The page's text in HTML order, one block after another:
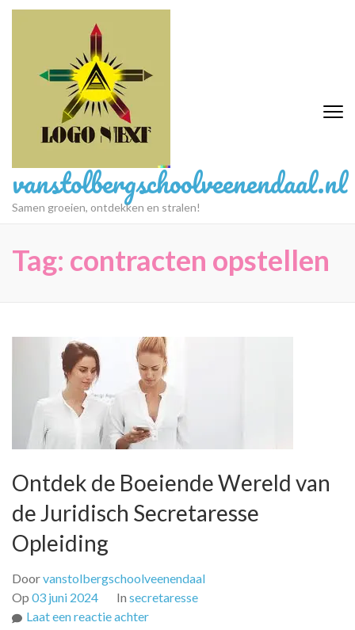
Ga
vanstolbergschoolveenendaal.nl
Samen groeien, ontdekken en stralen!
Tag: contracten opstellen
Ontdek de Boeiende Wereld van
de Juridisch Secretaresse
Opleiding
Doorvanstolbergschoolveenendaal
Op 03 juni 2024 In secretaresse
Laat een reactie achterop